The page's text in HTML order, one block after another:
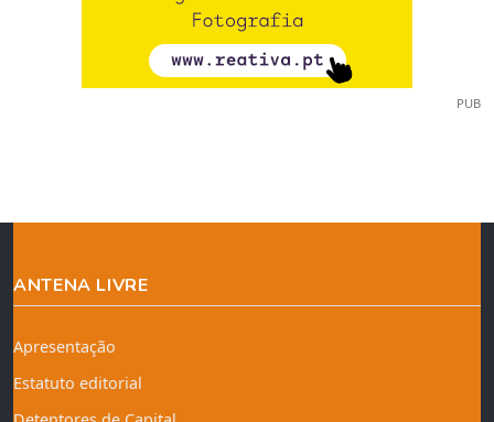
PUB
ANTENA LIVRE
Apresentação
Estatuto editorial